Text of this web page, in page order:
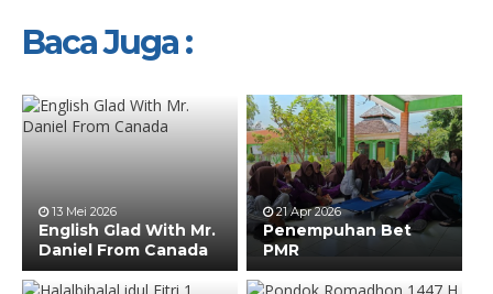
Baca Juga :
13 Mei 2026
English Glad With Mr.
Daniel From Canada
21 Apr 2026
Penempuhan Bet
PMR